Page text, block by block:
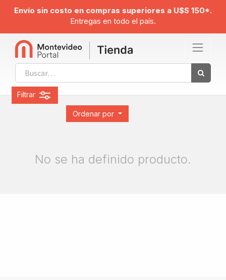
Envío sin costo en compras superiores a U$S 150*.
Entregas en todo el país.
Ordenar por
Filtrar
No se ha definido producto.